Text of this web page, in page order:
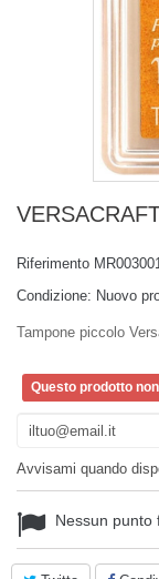
Riferimento
Condizione: Nuovo
Tampone piccolo
Questo prodotto
Avvisami quando
Nessun punto